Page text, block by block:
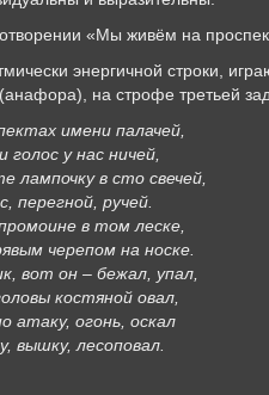
«Мы живём на
энергичной строки,
на строфе третьей
имени палачей,
у нас ничей,
лампочку в сто свечей,
перегной, ручей.
в том леске,
черепом на носке.
вот он – бежал, упал,
костяной овал,
атаку, огонь, оскал
вышку, лесоповал.